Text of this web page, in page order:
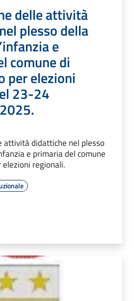
delle attività
plesso della
e
comune di
per elezioni
23-24
attività didattiche nel plesso
e primaria del comune
elezioni regionali.